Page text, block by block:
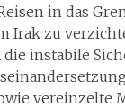
in das
Irak zu
die instabile
vereinzelte